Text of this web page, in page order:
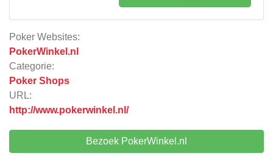
Poker Websites:
PokerWinkel.nl
Categorie:
Poker Shops
URL:
http://www.pokerwinkel.nl/
Bezoek PokerWinkel.nl